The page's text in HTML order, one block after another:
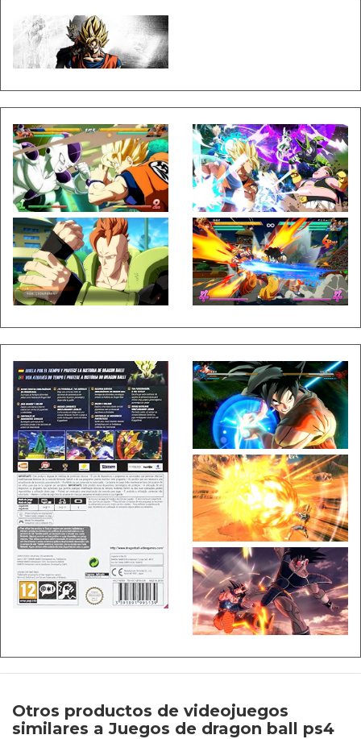
Otros productos de videojuegos
similares a Juegos de dragon ball ps4